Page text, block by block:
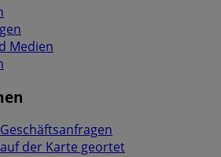
Medien
der Karte geortet